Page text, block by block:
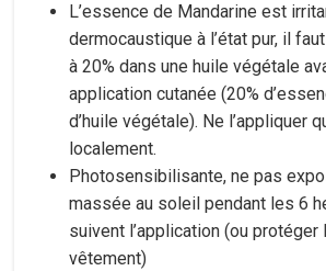
L’essence de Mandarine est
dermocaustique à l’état pur, il
à 20% dans une huile végétale
application cutanée (20%
d’huile végétale). Ne l’appliquer
localement.
Photosensibilisante, ne pas
massée au soleil pendant les 6
suivent l’application (ou protéger
vêtement)